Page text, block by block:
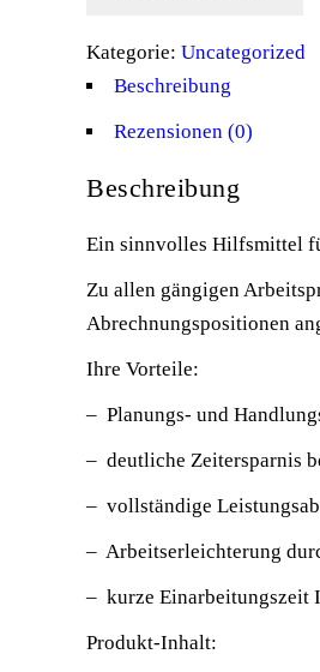
Kategorie: Uncategorized
Beschreibung
Rezensionen (0)
Beschreibung
Ein sinnvolles Hilfsmittel
Zu allen gängigen
Abrechnungspositionen
Ihre Vorteile:
– Planungs- und
– deutliche Zeitersparnis
– vollständige
– Arbeitserleichterung
– kurze Einarbeitungszeit
Produkt-Inhalt: